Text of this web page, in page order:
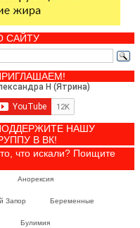
САЙТУ
НАШУ
В ВК!
что искали? Поищите
Анорексия
Запор Беременные
Булимия